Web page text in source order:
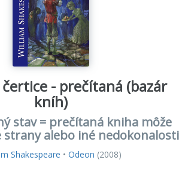
- prečítaná (bazár
kníh)
stav = prečítaná kniha môže
strany alebo iné nedokonalosti
Shakespeare • Odeon (2008)